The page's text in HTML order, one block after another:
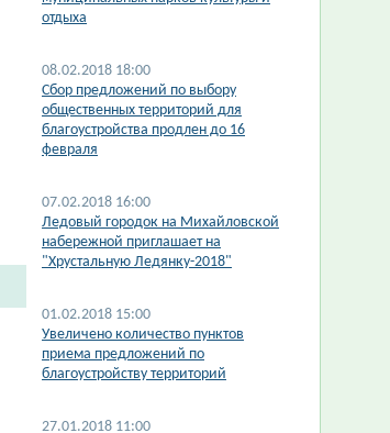
отдыха
08.02.2018 18:00
Сбор предложений по выбору
общественных территорий для
благоустройства продлен до 16
февраля
07.02.2018 16:00
Ледовый городок на Михайловской
набережной приглашает на
"Хрустальную Ледянку-2018"
01.02.2018 15:00
Увеличено количество пунктов
приема предложений по
благоустройству территорий
27.01.2018 11:00